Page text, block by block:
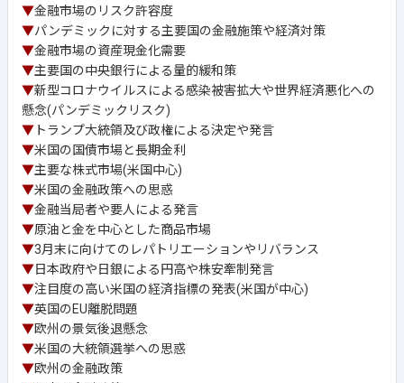
▼金融市場のリスク許容度
▼パンデミックに対する主要国の金融施策や経済対策
▼金融市場の資産現金化需要
▼主要国の中央銀行による量的緩和策
▼新型コロナウイルスによる感染被害拡大や世界経済悪化への
懸念(パンデミックリスク)
▼ トランプ大統領及び政権による決定や発言
▼米国の国債市場と長期金利
▼主要な株式市場(米国中心)
▼米国の金融政策への思惑
▼金融当局者や要人による発言
▼原油と金を中心とした商品市場
▼3月末に向けてのレパトリエーションやリバランス
▼日本政府や日銀による円高や株安牽制発言
▼注目度の高い米国の経済指標の発表(米国が中心)
▼英国のEU離脱問題
▼欧州の景気後退懸念
▼米国の大統領選挙への思惑
▼欧州の金融政策